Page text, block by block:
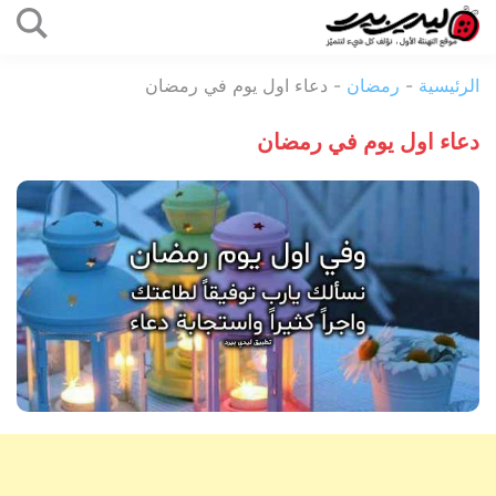
بيرد
الرئيسية - رمضان - دعاء اول يوم في رمضان
دعاء اول يوم في رمضان